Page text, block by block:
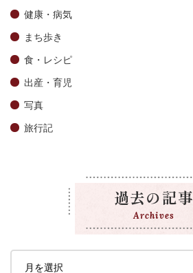
健康・病気
まち歩き
食・レシピ
出産・育児
写真
旅行記
過去の記事
Archives